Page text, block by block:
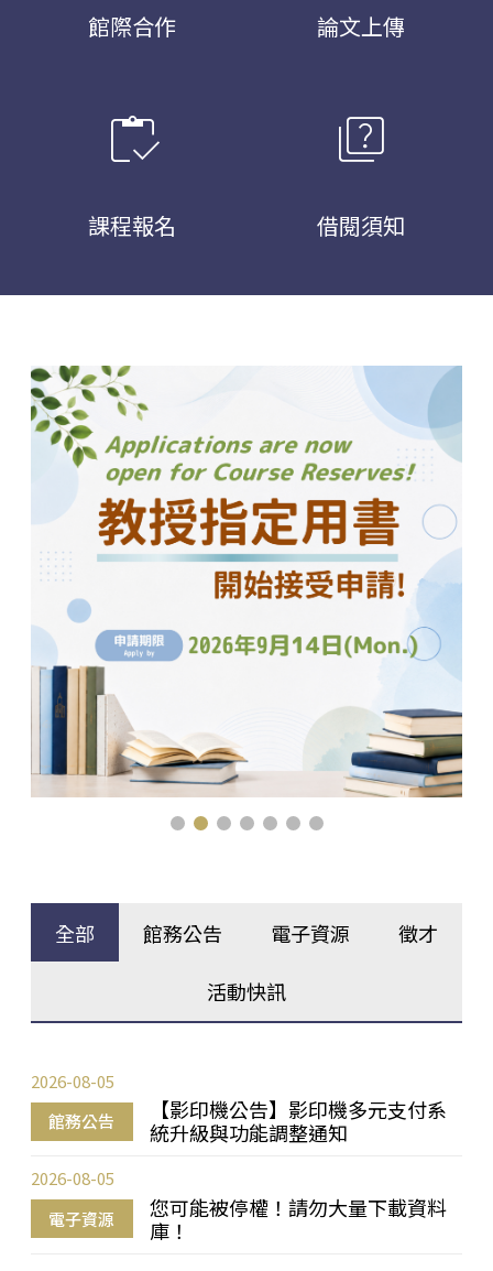
館際合作 論文上傳
inventory
課程報名
quiz
借閱須知
全部 館務公告 電子資源 徵才
活動快訊
館務公告
【影印機公告】影印機多元支付系
統升級與功能調整通知
2026-08-05
電子資源
您可能被停權！請勿大量下載資料
庫！
2026-08-05